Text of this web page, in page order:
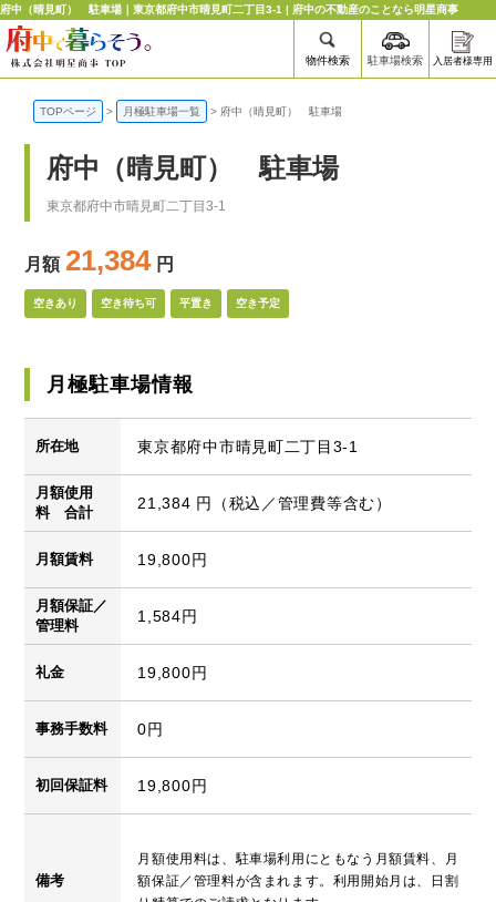
府中（晴見町） 駐車場｜東京都府中市晴見町二丁目3-1 | 府中の不動産のことなら明星商事
物件検索 駐車場検索 入居者様専用
TOPページ > 月極駐車場一覧 > 府中（晴見町） 駐車場
府中（晴見町） 駐車場
東京都府中市晴見町二丁目3-1
月額 21,384 円
空きあり 空き待ち可 平置き 空き予定
月極駐車場情報
所在地 東京都府中市晴見町二丁目3-1
月額使用
料 合計
21,384 円（税込／管理費等含む）
月額賃料 19,800円
月額保証／
管理料
1,584円
礼金 19,800円
事務手数料 0円
初回保証料 19,800円
備考
月額使用料は、駐車場利用にともなう月額賃料、月
額保証／管理料が含まれます。利用開始月は、日割